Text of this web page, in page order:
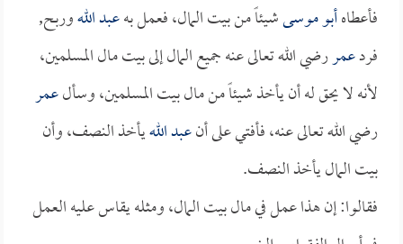
فأعطاهأبو موسىشيئاً من بيت المال، فعمل بهعبد اللهوربح,
فردعمررضي الله تعالى عنه جميع المال إلى بيت مال المسلمين،
لأنه لا يحق له أن يأخذ شيئاً من مال بيت المسلمين، وسألعمر
رضي الله تعالى عنه، فأفتي على أنعبد اللهيأخذ النصف، وأن
بيت المال يأخذ النصف.
فقالوا: إن هذا عمل في مال بيت المال، ومثله يقاس عليه العمل